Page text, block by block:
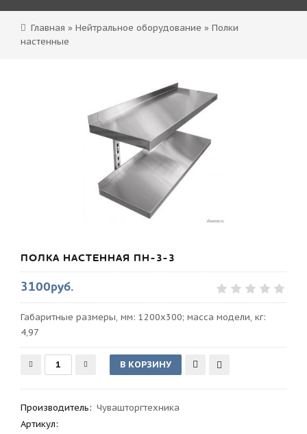
Главная » Нейтральное оборудование » Полки
настенные
ПОЛКА НАСТЕННАЯ ПН-3-3
3100руб.
Габаритные размеры, мм: 1200х300; масса модели, кг:
4,97
Производитель: Чувашторгтехника
Артикул: